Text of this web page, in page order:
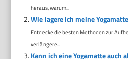
heraus, warum...
Wie lagere ich meine
Entdecke die besten Methoden zur
verlängere...
Kann ich eine Yogamatte